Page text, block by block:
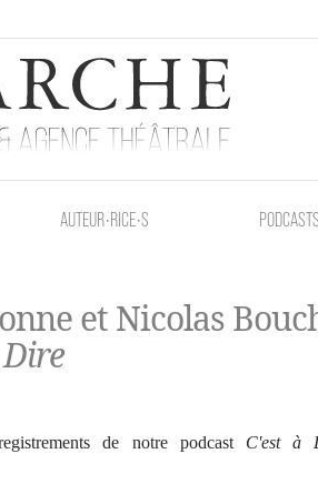
AUTEUR•RICE•S
et Nicolas
de notre podcast C'est à